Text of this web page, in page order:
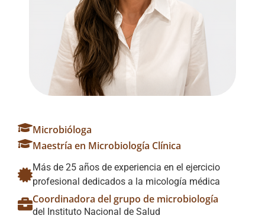
Microbióloga
Maestría en Microbiología Clínica
Más de 25 años de experiencia en el ejercicio
profesional dedicados a la micología médica
Coordinadora del grupo de microbiología
del Instituto Nacional de Salud